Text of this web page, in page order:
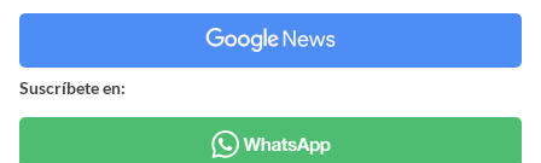
Suscríbete en: